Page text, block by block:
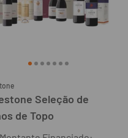
Seleção de
de Topo